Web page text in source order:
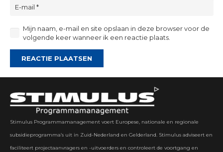
Mijn naam, e-mail en site opslaan in deze browser voor de
volgende keer wanneer ik een reactie plaats.
REACTIE PLAATSEN
Stimulus Programmamanagement voert Europese, nationale en regionale
subsidieprogramma’s uit in Zuid-Nederland en Gelderland. Stimulus adviseert en
faciliteert projectaanvragers en -uitvoerders en controleert de voortgang en